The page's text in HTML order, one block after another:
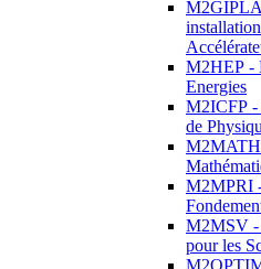
M2HEP -
Energies
M2ICFP -
de
M2MPRI
M2MSV -
pour les